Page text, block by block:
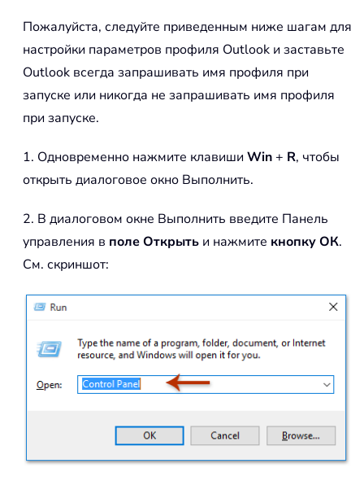
Пожалуйста, следуйте приведенным ниже шагам для
настройки параметров профиля Outlook и заставьте
Outlook всегда запрашивать имя профиля при
запуске или никогда не запрашивать имя профиля
при запуске.
1. Одновременно нажмите клавиши Win+ R, чтобы
открыть диалоговое окно Выполнить.
2. В диалоговом окне Выполнить введите Панель
управления в поле Открыть и нажмите кнопку ОК.
См. скриншот: